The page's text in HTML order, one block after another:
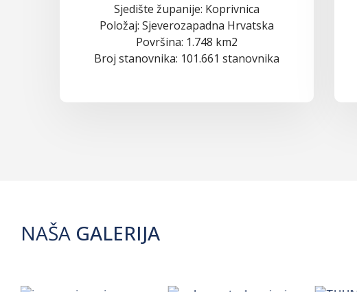
Sjedište županije: Koprivnica
Položaj: Sjeverozapadna Hrvatska
Površina: 1.748 km2
Broj stanovnika: 101.661 stanovnika
NAŠA GALERIJA